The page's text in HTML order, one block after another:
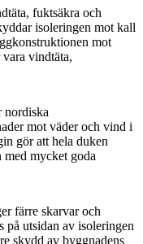
fuktsäkra och
isoleringen mot kall
mot
vindtäta,
mot väder och vind i
gör att hela duken
med mycket goda
färre skarvar och
utsidan av isoleringen
skydd av byggnadens